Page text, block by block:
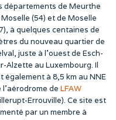
départements de Meurthe
(54) et de Moselle
à quelques centaines de
du nouveau quartier de
juste à l’ouest de Esch-
Alzette au Luxembourg. Il
également à 8,5 km au NNE
l’aérodrome de LFAW
Errouville). Ce site est
par un membre à